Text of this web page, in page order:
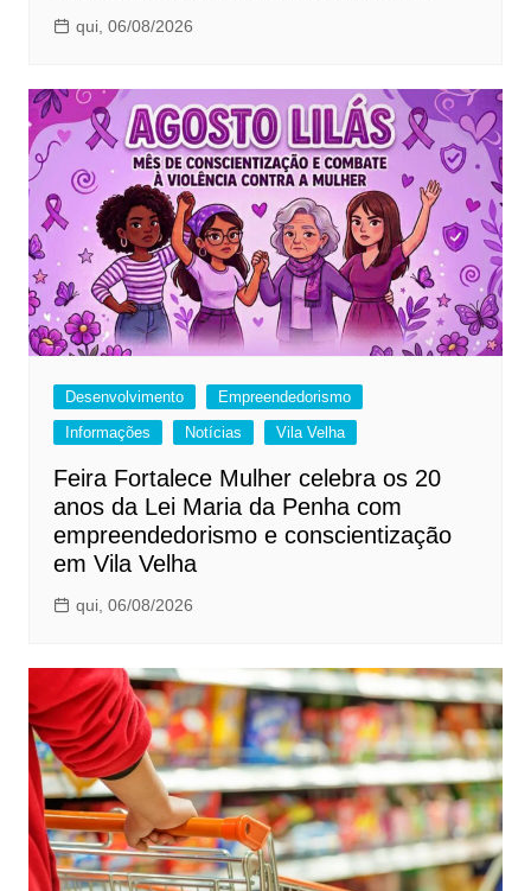
qui, 06/08/2026
Desenvolvimento
Empreendedorismo
Informações
Notícias Vila Velha
Feira Fortalece Mulher celebra os 20
anos da Lei Maria da Penha com
empreendedorismo e conscientização
em Vila Velha
qui, 06/08/2026